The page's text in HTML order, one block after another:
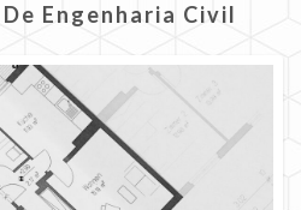
Engenharia Civil